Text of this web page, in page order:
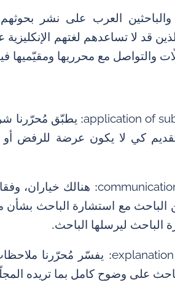
العرب على نشر بحوثهم
قد لا تساعدهم لغتهم
والتواصل مع محرريها ومقيّميها
application of: يطبّق مُحرّرنا
كي لا يكون عرضة للرفض أو
: هنالك خياران،
الباحث مع استشارة الباحث
الباحث ليرسلها الباحث.
: يفسّر مُحرّرنا
على وضوح كامل بما تريده